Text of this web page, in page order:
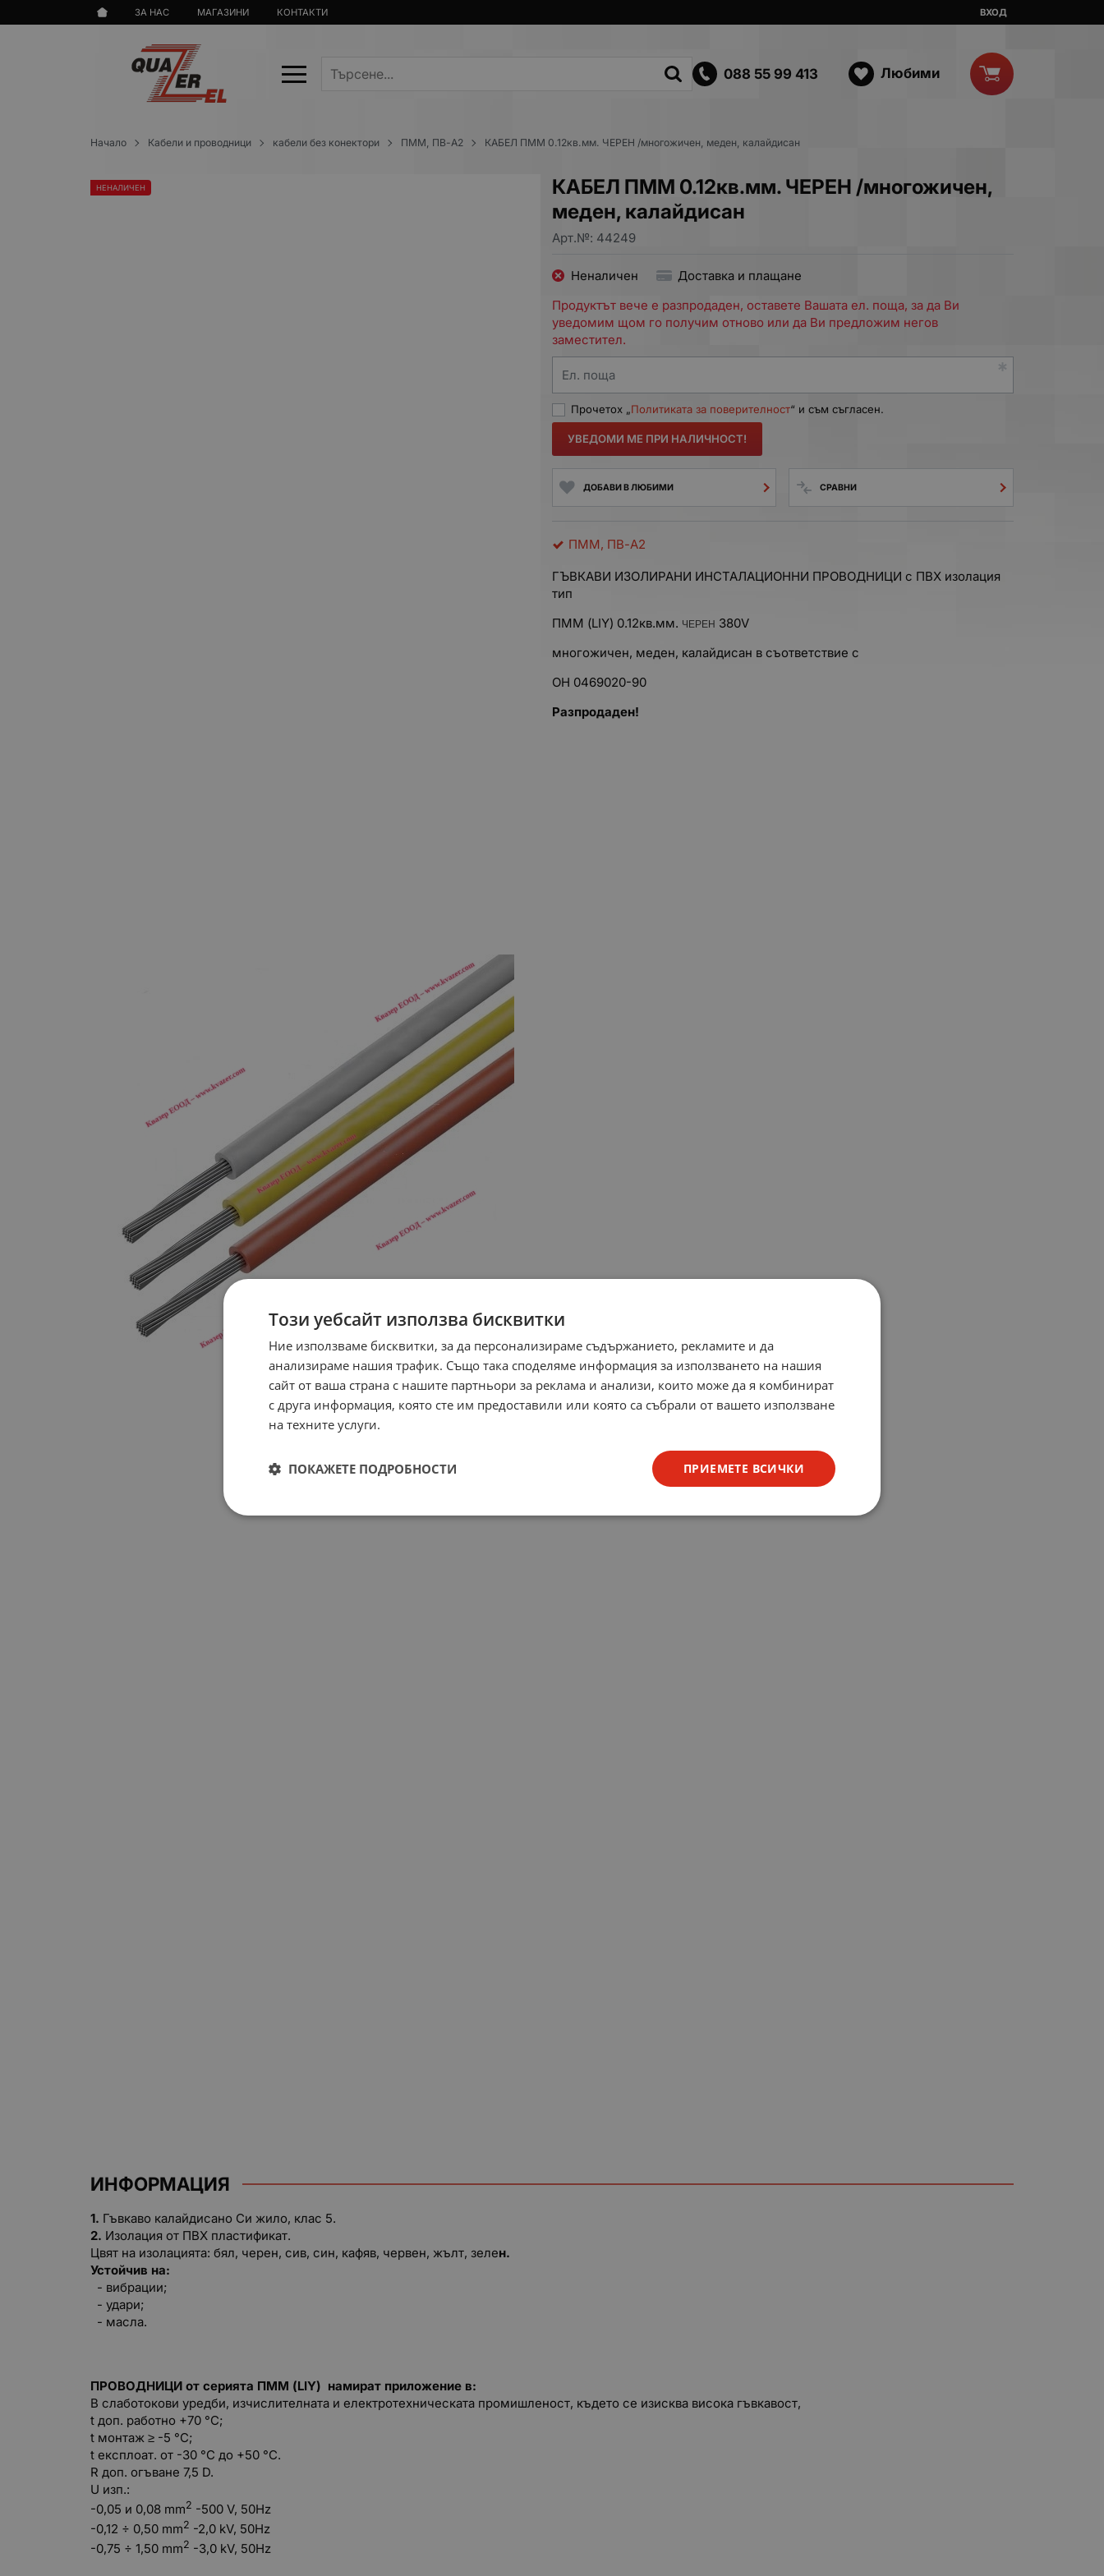
ЗА НАС МАГАЗИНИ КОНТАКТИ ВХОД
088 55 99 413 Любими
Начало Кабели и проводници кабели без конектори ПММ, ПВ-А2 КАБЕЛ ПММ 0.12кв.мм. ЧЕРЕН /многожичен, меден, калайдисан
КАБЕЛ ПММ 0.12кв.мм. ЧЕРЕН /многожичен,
меден, калайдисан
Арт.№: 44249
НЕНАЛИЧЕН
Неналичен
Доставка и плащане
Продуктът вече е разпродаден, оставете Вашата ел. поща, за да Ви
уведомим щом го получим отново или да Ви предложим негов
заместител.
Ел. поща
Прочетох „Политиката за поверителност“ и съм съгласен.
УВЕДОМИ МЕ ПРИ НАЛИЧНОСТ!
ДОБАВИ В ЛЮБИМИ СРАВНИ
ПММ, ПВ-А2
ГЪВКАВИ ИЗОЛИРАНИ ИНСТАЛАЦИОННИ ПРОВОДНИЦИ с ПВХ изолация
тип
ПММ (LIY) 0.12кв.мм. ЧЕРЕН 380V
многожичен, меден, калайдисан в съответствие с
OH 0469020-90
Разпродаден!
ИНФОРМАЦИЯ
1. Гъвкаво калайдисано Си жило, клас 5.
2. Изолация от ПВХ пластификат.
Цвят на изолацията: бял, черен, сив, син, кафяв, червен, жълт, зелен.
Устойчив на:
- вибрации;
- удари;
- масла.
ПРОВОДНИЦИ от серията ПММ (LIY) намират приложение в:
В слаботокови уредби, изчислителната и електротехническата промишленост, където се изисква висока гъвкавост,
t доп. работно +70 °С;
t монтаж ≥ -5 °С;
t експлоат. от -30 °C до +50 °C.
R доп. огъване 7,5 D.
U изп.:
-0,05 и 0,08 mm2 -500 V, 50Hz
-0,12 ÷ 0,50 mm2 -2,0 kV, 50Hz
-0,75 ÷ 1,50 mm2 -3,0 kV, 50Hz
Този уебсайт използва бисквитки
Ние използваме бисквитки, за да персонализираме съдържанието, рекламите и да
анализираме нашия трафик. Също така споделяме информация за използването на нашия
сайт от ваша страна с нашите партньори за реклама и анализи, които може да я комбинират
с друга информация, която сте им предоставили или която са събрали от вашето използване
на техните услуги.
ПРИЕМЕТЕ ВСИЧКИ
ПОКАЖЕТЕ ПОДРОБНОСТИ